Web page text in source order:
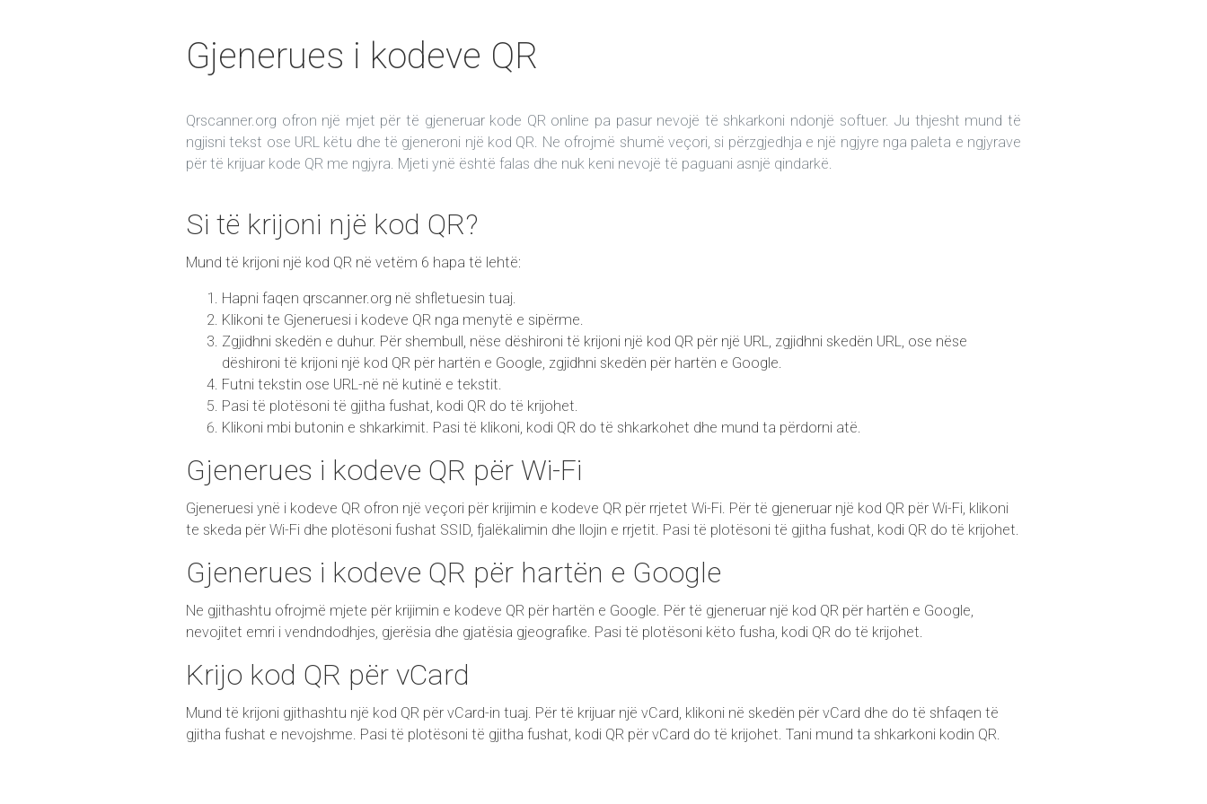
Gjenerues i kodeve QR
Qrscanner.org ofron një mjet për të gjeneruar kode QR online pa pasur nevojë të shkarkoni ndonjë softuer. Ju thjesht mund të
ngjisni tekst ose URL këtu dhe të gjeneroni një kod QR. Ne ofrojmë shumë veçori, si përzgjedhja e një ngjyre nga paleta e ngjyrave
për të krijuar kode QR me ngjyra. Mjeti ynë është falas dhe nuk keni nevojë të paguani asnjë qindarkë.
Si të krijoni një kod QR?
Mund të krijoni një kod QR në vetëm 6 hapa të lehtë:
Hapni faqen qrscanner.org në shfletuesin tuaj.
Klikoni te Gjeneruesi i kodeve QR nga menytë e sipërme.
Zgjidhni skedën e duhur. Për shembull, nëse dëshironi të krijoni një kod QR për një URL, zgjidhni skedën URL, ose nëse
dëshironi të krijoni një kod QR për hartën e Google, zgjidhni skedën për hartën e Google.
Futni tekstin ose URL-në në kutinë e tekstit.
Pasi të plotësoni të gjitha fushat, kodi QR do të krijohet.
Klikoni mbi butonin e shkarkimit. Pasi të klikoni, kodi QR do të shkarkohet dhe mund ta përdorni atë.
Gjenerues i kodeve QR për Wi-Fi
Gjeneruesi ynë i kodeve QR ofron një veçori për krijimin e kodeve QR për rrjetet Wi-Fi. Për të gjeneruar një kod QR për Wi-Fi, klikoni
te skeda për Wi-Fi dhe plotësoni fushat SSID, fjalëkalimin dhe llojin e rrjetit. Pasi të plotësoni të gjitha fushat, kodi QR do të krijohet.
Gjenerues i kodeve QR për hartën e Google
Ne gjithashtu ofrojmë mjete për krijimin e kodeve QR për hartën e Google. Për të gjeneruar një kod QR për hartën e Google,
nevojitet emri i vendndodhjes, gjerësia dhe gjatësia gjeografike. Pasi të plotësoni këto fusha, kodi QR do të krijohet.
Krijo kod QR për vCard
Mund të krijoni gjithashtu një kod QR për vCard-in tuaj. Për të krijuar një vCard, klikoni në skedën për vCard dhe do të shfaqen të
gjitha fushat e nevojshme. Pasi të plotësoni të gjitha fushat, kodi QR për vCard do të krijohet. Tani mund ta shkarkoni kodin QR.